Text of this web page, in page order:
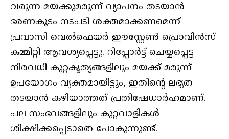
വരുന്ന മയക്കുമരുന്ന് വ്യാപനം തടയാൻ
ഭരണകൂടം നടപടി ശക്തമാക്കണമെന്ന്
പ്രവാസി വെൽഫെയർ ഈസ്റ്റേൺ പ്രൊവിൻസ്
കമ്മിറ്റി ആവശ്യപ്പെട്ടു. റിപ്പോർട്ട് ചെയ്യപ്പെട്ട
നിരവധി കുറ്റകൃത്യങ്ങളിലും മയക്ക് മരുന്ന്
ഉപയോഗം വ്യക്തമായിട്ടും, ഇതിന്റെ ലഭ്യത
തടയാൻ കഴിയാത്തത് പ്രതിഷേധാർഹമാണ്.
പല സംഭവങ്ങളിലും കുറ്റവാളികൾ
ശിക്ഷിക്കപ്പെടാതെ പോകുന്നുണ്ട്.